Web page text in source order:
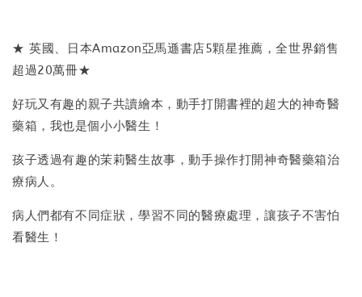
★ 英國、日本Amazon亞馬遜書店5顆星推薦，全世界銷售
超過20萬冊★
好玩又有趣的親子共讀繪本，動手打開書裡的超大的神奇醫
藥箱，我也是個小小醫生！
孩子透過有趣的茉莉醫生故事，動手操作打開神奇醫藥箱治
療病人。
病人們都有不同症狀，學習不同的醫療處理，讓孩子不害怕
看醫生！